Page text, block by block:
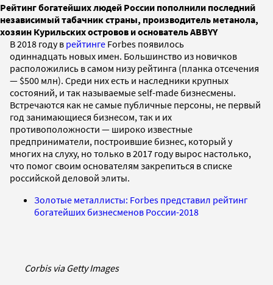
Рейтинг богатейших людей России пополнили последний
независимый табачник страны, производитель метанола,
хозяин Курильских островов и основатель ABBYY
В 2018 году в рейтинге Forbes появилось
одиннадцать новых имен. Большинство из новичков
расположились в самом низу рейтинга (планка отсечения
— $500 млн). Среди них есть и наследники крупных
состояний, и так называемые self-made бизнесмены.
Встречаются как не самые публичные персоны, не первый
год занимающиеся бизнесом, так и их
противоположности — широко известные
предприниматели, построившие бизнес, который у
многих на слуху, но только в 2017 году вырос настолько,
что помог своим основателям закрепиться в списке
российской деловой элиты.
Золотые металлисты: Forbes представил рейтинг
богатейших бизнесменов России-2018
Corbis via Getty Images